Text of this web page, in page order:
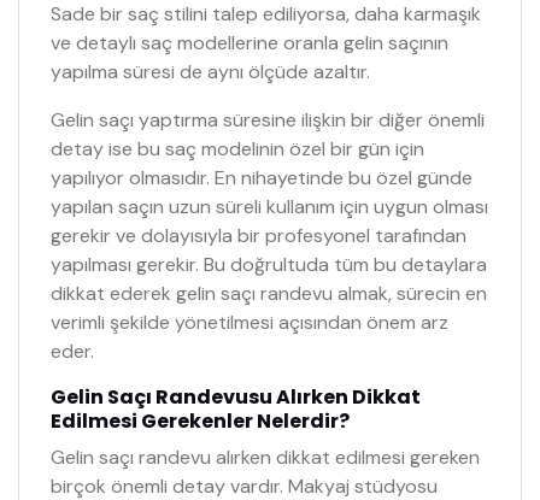
Sade bir saç stilini talep ediliyorsa, daha karmaşık
ve detaylı saç modellerine oranla gelin saçının
yapılma süresi de aynı ölçüde azaltır.
Gelin saçı yaptırma süresine ilişkin bir diğer önemli
detay ise bu saç modelinin özel bir gün için
yapılıyor olmasıdır. En nihayetinde bu özel günde
yapılan saçın uzun süreli kullanım için uygun olması
gerekir ve dolayısıyla bir profesyonel tarafından
yapılması gerekir. Bu doğrultuda tüm bu detaylara
dikkat ederek gelin saçı randevu almak, sürecin en
verimli şekilde yönetilmesi açısından önem arz
eder.
Gelin Saçı Randevusu Alırken Dikkat
Edilmesi Gerekenler Nelerdir?
Gelin saçı randevu alırken dikkat edilmesi gereken
birçok önemli detay vardır. Makyaj stüdyosu